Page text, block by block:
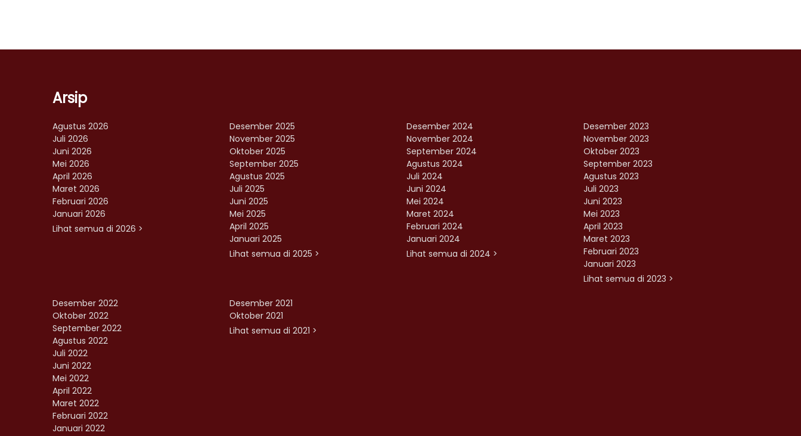
Arsip
Agustus 2026
Juli 2026
Juni 2026
Mei 2026
April 2026
Maret 2026
Februari 2026
Januari 2026
Lihat semua di 2026 >
Desember 2025
November 2025
Oktober 2025
September 2025
Agustus 2025
Juli 2025
Juni 2025
Mei 2025
April 2025
Januari 2025
Lihat semua di 2025 >
Desember 2024
November 2024
September 2024
Agustus 2024
Juli 2024
Juni 2024
Mei 2024
Maret 2024
Februari 2024
Januari 2024
Lihat semua di 2024 >
Desember 2023
November 2023
Oktober 2023
September 2023
Agustus 2023
Juli 2023
Juni 2023
Mei 2023
April 2023
Maret 2023
Februari 2023
Januari 2023
Lihat semua di 2023 >
Desember 2022
Oktober 2022
September 2022
Agustus 2022
Juli 2022
Juni 2022
Mei 2022
April 2022
Maret 2022
Februari 2022
Januari 2022
Desember 2021
Oktober 2021
Lihat semua di 2021 >